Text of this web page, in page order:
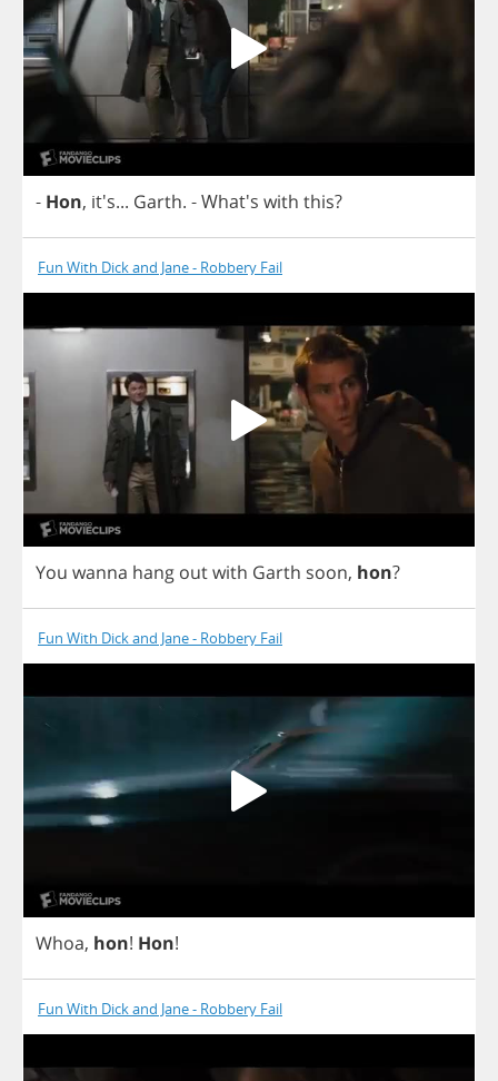
- Hon, it's... Garth. - What's with this?
Fun With Dick and Jane - Robbery Fail
You wanna hang outwith Garth soon, hon?
Fun With Dick and Jane - Robbery Fail
Whoa, hon! Hon!
Fun With Dick and Jane - Robbery Fail